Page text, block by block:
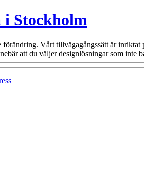
i Stockholm
Vårt tillvägagångssätt är
att du väljer designlösningar som inte